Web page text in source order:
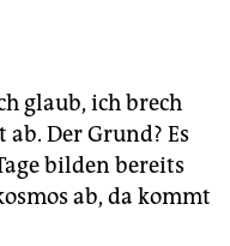
glaub, ich brech
Der Grund? Es
bilden bereits
ab, da kommt